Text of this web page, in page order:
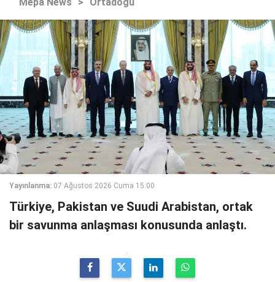
Yayınlanma: 07 Ağustos 2026 Cuma 15:00
Türkiye, Pakistan ve Suudi Arabistan, ortak
bir savunma anlaşması konusunda anlaştı.